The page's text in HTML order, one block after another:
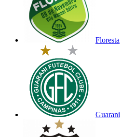
Floresta
Guarani